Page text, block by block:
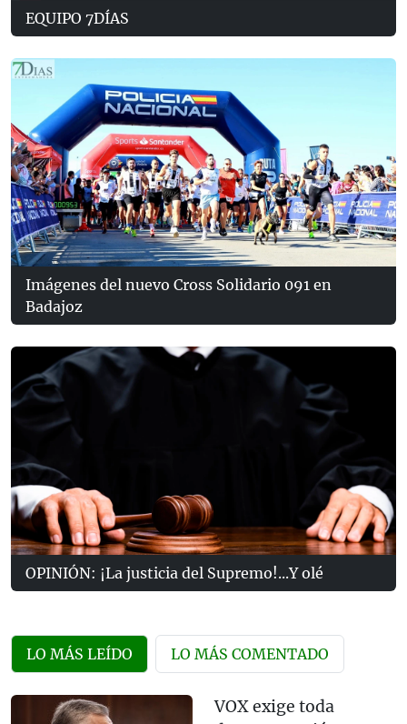
EQUIPO 7DÍAS
Imágenes del nuevo Cross Solidario 091 en
Badajoz
OPINIÓN: ¡La justicia del Supremo!...Y olé
LO MÁS LEÍDO LO MÁS COMENTADO
VOX exige toda